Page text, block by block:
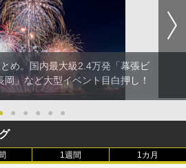
め。国内最大級2.4万発「幕張ビ
」など大型イベント目白押し！
● ● ● ● ●
1週間 1カ月